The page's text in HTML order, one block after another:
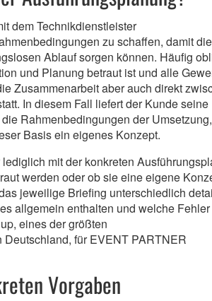
dem Technikdienstleister
zu schaffen, damit die
Ablauf sorgen können. Häufig
und Planung betraut ist und alle
Zusammenarbeit aber auch direkt
In diesem Fall liefert der Kunde seine
Rahmenbedingungen der
Basis ein eigenes Konzept.
mit der konkreten
werden oder ob sie eine eigene
jeweilige Briefing unterschiedlich
allgemein enthalten und welche Fehler
eines der größten
für EVENT PARTNER
Vorgaben